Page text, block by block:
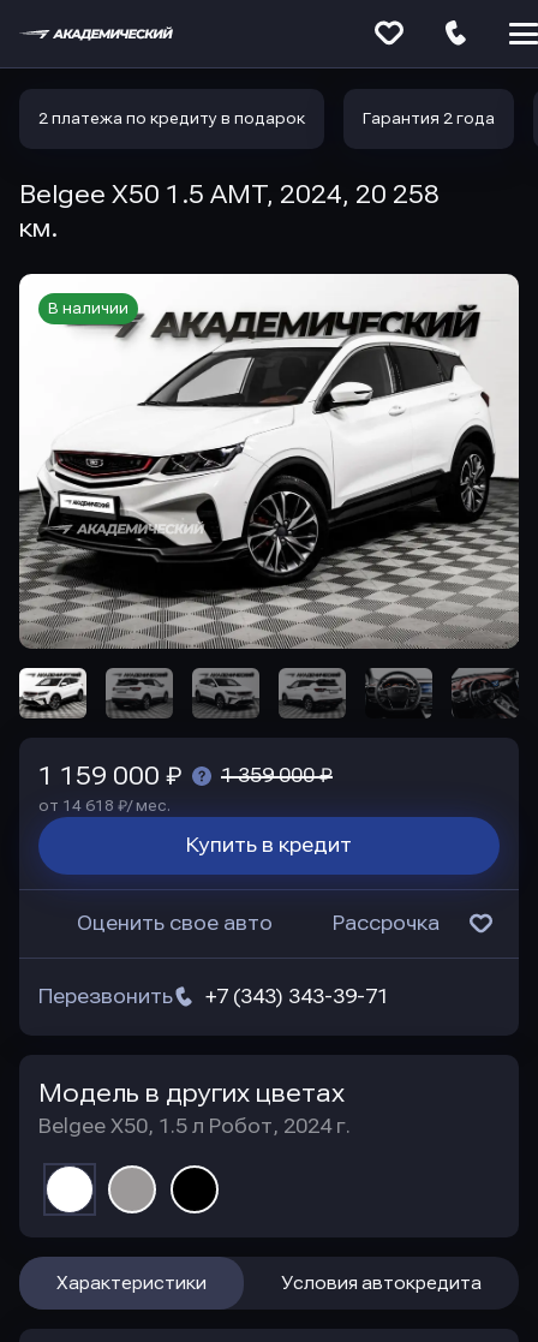
2 платежа по кредиту в подарок Гарантия 2 года
Belgee X50 1.5 AMT, 2024, 20 258
км.
В наличии
1 159 000 ₽ 1 359 000 ₽
от 14 618 ₽/ мес.
Купить в кредит
Оценить свое авто Рассрочка
+7 (343) 343-39-71
Перезвонить
Модель в других цветах
Belgee X50, 1.5 л Робот, 2024 г.
Характеристики Условия автокредита